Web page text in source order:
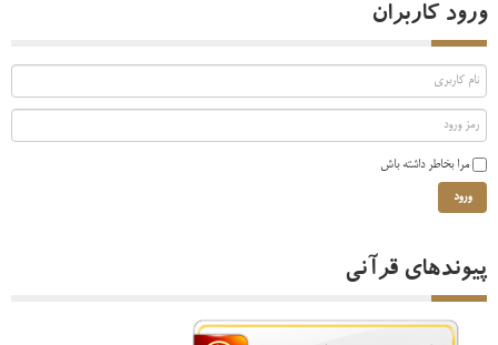
ورود کاربران
مرا بخاطر داشته باش
ورود
پیوندهای قرآنی